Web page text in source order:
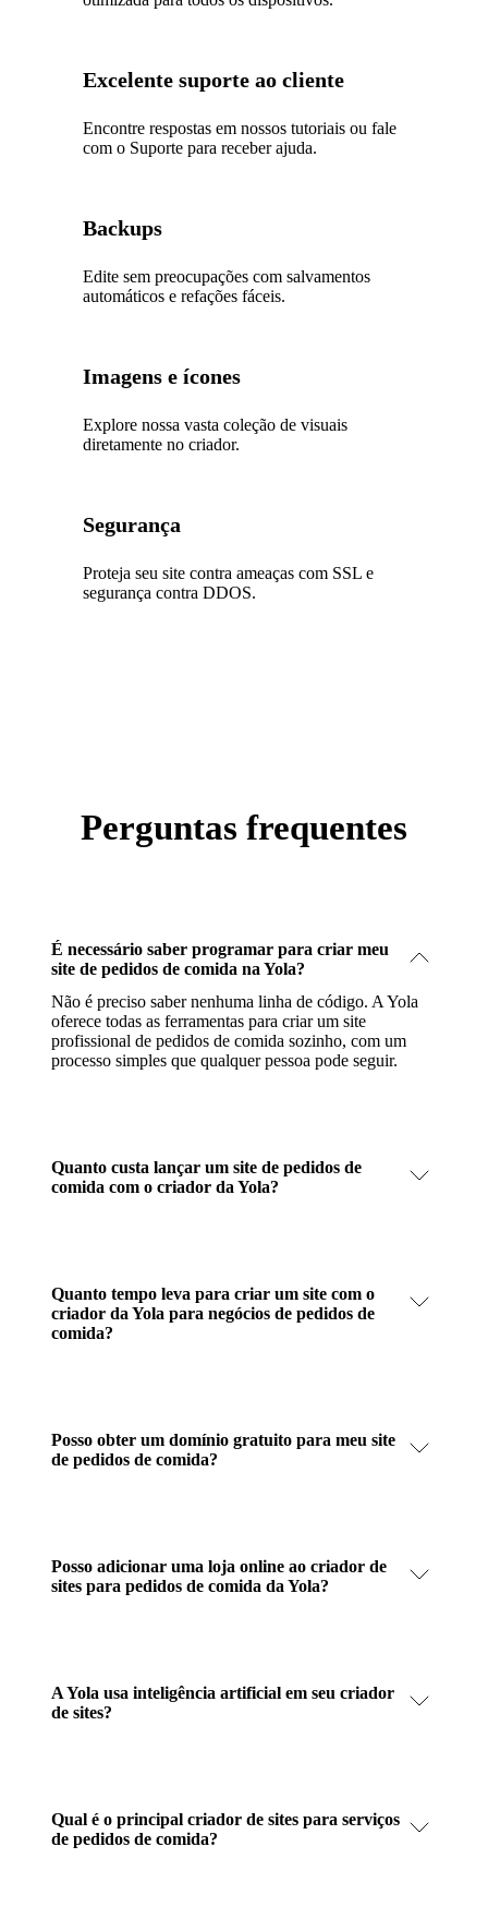
Excelente suporte ao cliente
Encontre respostas em nossos tutoriais ou fale
com o Suporte para receber ajuda.
Backups
Edite sem preocupações com salvamentos
automáticos e refações fáceis.
Imagens e ícones
Explore nossa vasta coleção de visuais
diretamente no criador.
Segurança
Proteja seu site contra ameaças com SSL e
segurança contra DDOS.
Perguntas frequentes
É necessário saber programar para criar meu
site de pedidos de comida na Yola?
Não é preciso saber nenhuma linha de código. A Yola
oferece todas as ferramentas para criar um site
profissional de pedidos de comida sozinho, com um
processo simples que qualquer pessoa pode seguir.
Quanto custa lançar um site de pedidos de
comida com o criador da Yola?
Quanto tempo leva para criar um site com o
criador da Yola para negócios de pedidos de
comida?
Posso obter um domínio gratuito para meu site
de pedidos de comida?
Posso adicionar uma loja online ao criador de
sites para pedidos de comida da Yola?
A Yola usa inteligência artificial em seu criador
de sites?
Qual é o principal criador de sites para serviços
de pedidos de comida?